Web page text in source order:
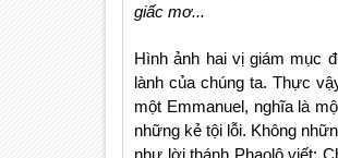
giấc mơ...
Hình ảnh hai vị giám mục
lành của chúng ta. Thực
một Emmanuel, nghĩa là
những kẻ tội lỗi. Không
như lời thánh Phaolô viết: